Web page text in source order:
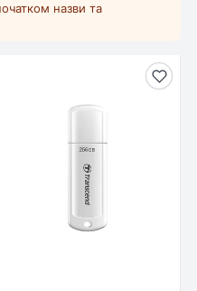
назви та